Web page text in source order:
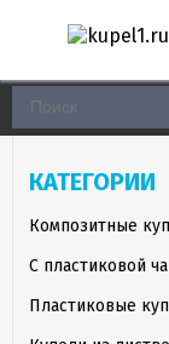
КАТЕГОРИИ
Композитные
С пластиковой
Пластиковые